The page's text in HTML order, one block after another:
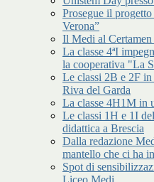
Prosegue il
Verona”
Il Medi al
La classe 4ªI
la cooperativa "La
Le classi 2B e 2F
Riva del Garda
La classe 4H1M in
Le classi 1H e 1I
didattica a Brescia
Dalla redazione
mantello che ci ha
Spot di